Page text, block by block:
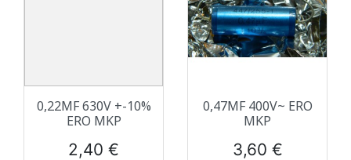
0,22ΜF 630V +-10%
ERO MKP
Prix
2,40 €
0,47ΜF 400V~ ERO
MKP
Prix
3,60 €